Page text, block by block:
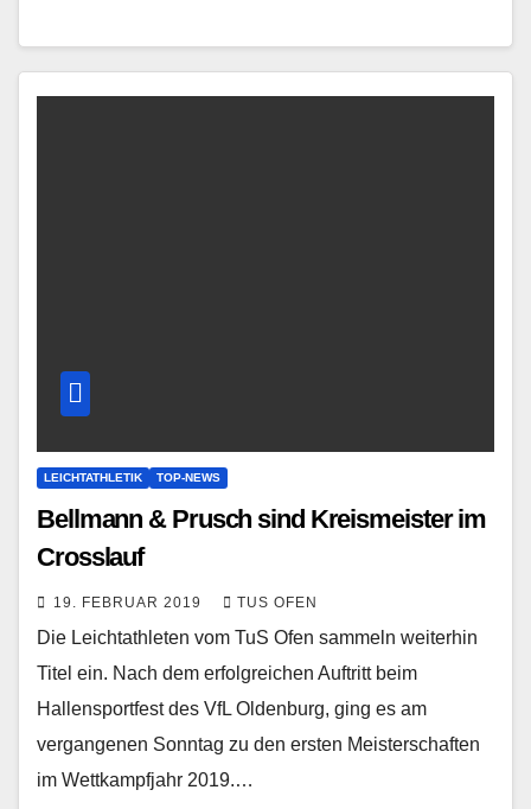
LEICHTATHLETIK TOP-NEWS
Bellmann & Prusch sind Kreismeister im
Crosslauf
19. FEBRUAR 2019 TUS OFEN
Die Leichtathleten vom TuS Ofen sammeln weiterhin
Titel ein. Nach dem erfolgreichen Auftritt beim
Hallensportfest des VfL Oldenburg, ging es am
vergangenen Sonntag zu den ersten Meisterschaften
im Wettkampfjahr 2019.…